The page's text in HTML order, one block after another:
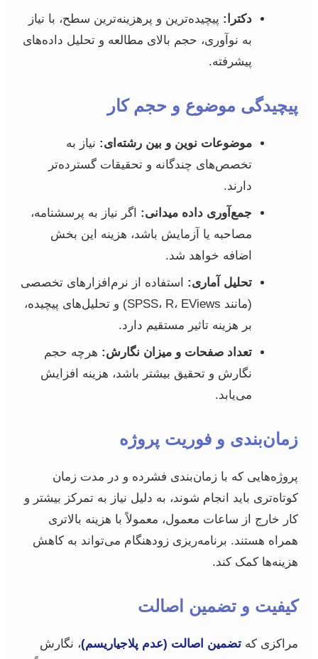
دکترا: پیچیده‌ترین و پرهزینه‌ترین سطح، با نیاز
به نوآوری، حجم بالای مطالعه و تحلیل داده‌های
پیشرفته.
پیچیدگی موضوع و حجم کار
موضوعات نوین و بین رشته‌ای: نیاز به
تخصص‌های چندگانه و تحقیقات گسترده‌تر
دارند.
جمع‌آوری داده میدانی: اگر نیاز به پرسشنامه،
مصاحبه یا آزمایش باشد، هزینه این بخش
اضافه خواهد شد.
تحلیل آماری: استفاده از نرم‌افزارهای تخصصی
(مانند SPSS، R، EViews) و تحلیل‌های پیچیده،
بر هزینه تاثیر مستقیم دارد.
تعداد صفحات و میزان نگارش: هرچه حجم
نگارش و تحقیق بیشتر باشد، هزینه افزایش
می‌یابد.
زمان‌بندی و فوریت پروژه
پروژه‌هایی که با زمان‌بندی فشرده و در مدت زمان
کوتاه‌تری باید انجام شوند، به دلیل نیاز به تمرکز بیشتر و
کار خارج از ساعات معمول، معمولاً با هزینه بالاتری
همراه هستند. برنامه‌ریزی زودهنگام می‌تواند به کاهش
هزینه‌ها کمک کند.
کیفیت و تضمین اصالت
مراکزی که تضمین اصالت (عدم پلاجیاریسم)، نگارش